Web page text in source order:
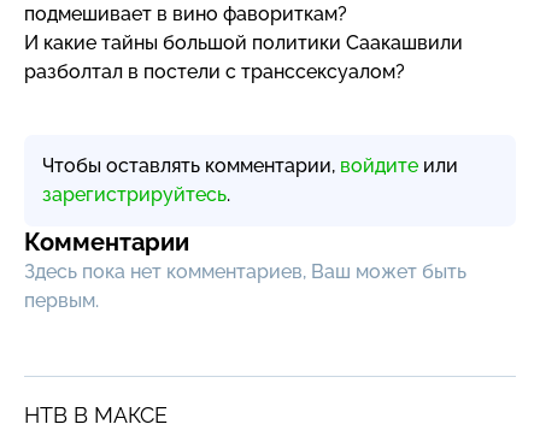
подмешивает в вино фавориткам?
И какие тайны большой политики Саакашвили
разболтал в постели с транссексуалом?
Чтобы оставлять комментарии, войдите или
зарегистрируйтесь.
Комментарии
Здесь пока нет комментариев, Ваш может быть
первым.
НТВ В МАКСЕ